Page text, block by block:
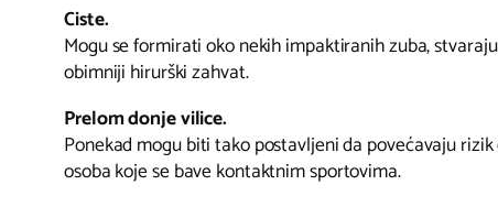
Ciste.
Mogu se formirati oko nekih impaktiranih zuba,
obimniji hirurški zahvat.
Prelom donje vilice.
Ponekad mogu biti tako postavljeni da povećavaju
osoba koje se bave kontaktnim sportovima.